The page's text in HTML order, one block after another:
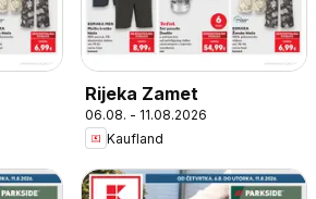
Rijeka Zamet
06.08. - 11.08.2026
Kaufland